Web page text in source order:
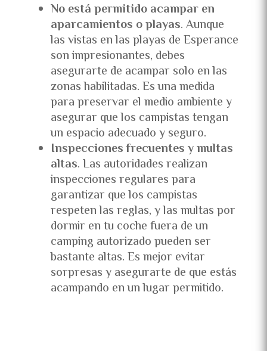
No está permitido acampar en
aparcamientos o playas. Aunque
las vistas en las playas de Esperance
son impresionantes, debes
asegurarte de acampar solo en las
zonas habilitadas. Es una medida
para preservar el medio ambiente y
asegurar que los campistas tengan
un espacio adecuado y seguro.
Inspecciones frecuentes y multas
altas. Las autoridades realizan
inspecciones regulares para
garantizar que los campistas
respeten las reglas, y las multas por
dormir en tu coche fuera de un
camping autorizado pueden ser
bastante altas. Es mejor evitar
sorpresas y asegurarte de que estás
acampando en un lugar permitido.